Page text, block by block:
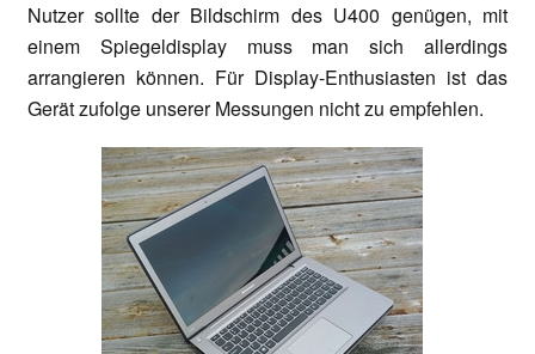
Nutzer sollte der Bildschirm des U400 genügen, mit
einem Spiegeldisplay muss man sich allerdings
arrangieren können. Für Display-Enthusiasten ist das
Gerät zufolge unserer Messungen nicht zu empfehlen.